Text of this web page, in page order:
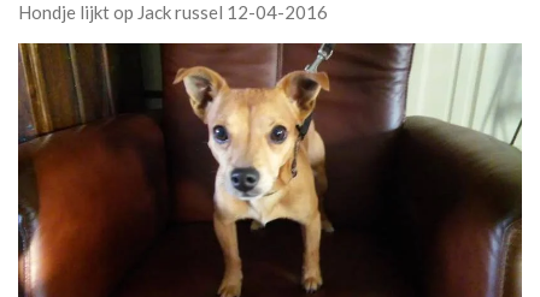
Hondje lijkt op Jack russel 12-04-2016